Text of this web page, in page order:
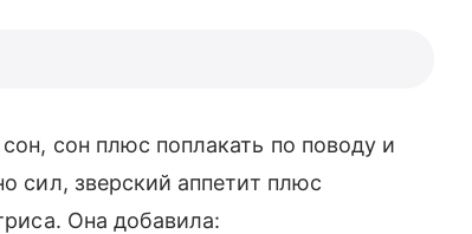
сон плюс поплакать по поводу и
сил, зверский аппетит плюс
Она добавила: